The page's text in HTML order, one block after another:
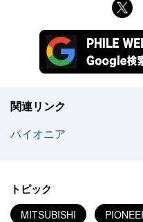
関連リンク
パイオニア
トピック
MITSUBISHI